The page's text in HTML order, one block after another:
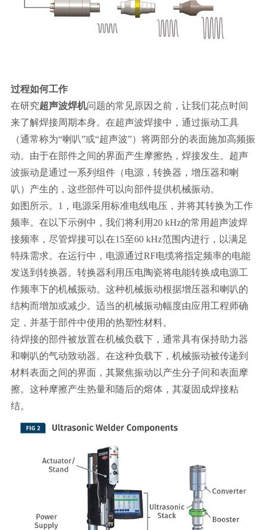
过程如何工作
在研究超声波焊机问题的常见原因之前，让我们花点时间
来了解焊接周期本身。在超声波焊接中，通过振动工具
（通常称为“喇叭”或“超声波”）将两部分的表面施加高频振
动。由于在部件之间的界面产生摩擦热，焊接发生。超声
波振动是通过一系列组件（电源，转换器，增压器和喇
叭）产生的，这些部件可以向部件提供机械振动。
如图所示。1，电源采用标准电线电压，并将其转换为工作
频率。在以下示例中，我们将利用20 kHz的常用超声波焊
接频率，尽管焊接可以在15至60 kHz范围内进行，以满足
特殊需求。在运行中，电源通过RF电缆将指定频率的电能
发送到转换器。转换器利用压电陶瓷将电能转换成电源工
作频率下的机械振动。这种机械振动根据增压器和喇叭的
结构而增加或减少。适当的机械振动幅度由应用工程师确
定，并基于部件中使用的热塑性材料。
待焊接的部件被放置在机械负载下，通常具有保持助力器
和喇叭的气动致动器。在这种负载下，机械振动被传递到
材料表面之间的界面，其聚焦振动以产生分子间和表面摩
擦。这种摩擦产生热量和随后的熔体，其凝固成焊接粘
结。